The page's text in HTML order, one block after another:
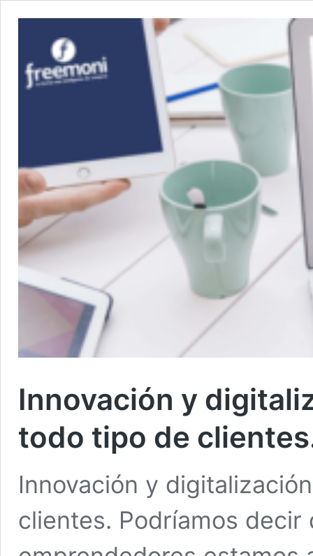
Innovación y
todo tipo de
Innovación y
clientes. Podríamos